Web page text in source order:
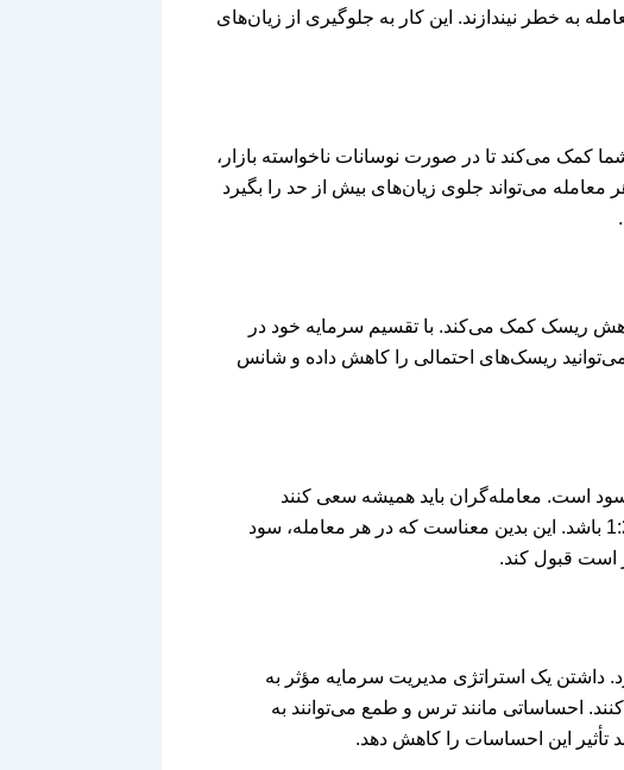
را در هر معامله به خطر نیندازند. این کار به جلوگیری از زیان‌های
کمک می‌کند تا در صورت نوسانات ناخواسته بازار،
می‌تواند جلوی زیان‌های بیش از حد را بگیرد
ریسک کمک می‌کند. با تقسیم سرمایه خود در
ریسک‌های احتمالی را کاهش داده و شانس
است. معامله‌گران باید همیشه سعی کنند
معاملاتی را انجام دهند که نسبت ریسک به سود آن‌ها حداقل 1:2 باشد. این بدین معناست که در هر معامله، سود
است قبول کند.
داشتن یک استراتژی مدیریت سرمایه مؤثر به
احساساتی مانند ترس و طمع می‌توانند به
تأثیر این احساسات را کاهش دهد.